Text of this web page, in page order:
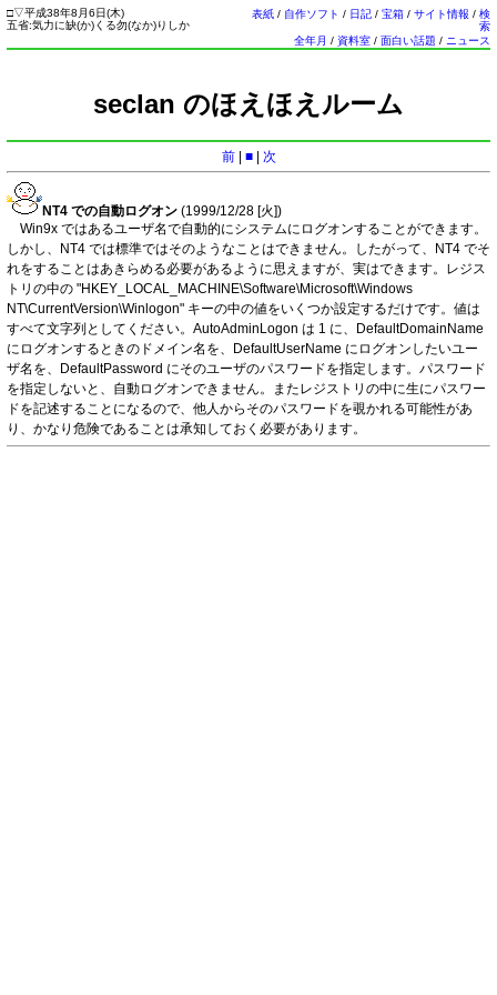
□▽平成38年8月6日(木)
五省:気力に缺(か)くる勿(なか)りしか
表紙 / 自作ソフト / 日記 / 宝箱 / サイト情報 / 検
索
全年月 / 資料室 / 面白い話題 / ニュース
seclan のほえほえルーム
前| ■| 次
NT4 での自動ログオン (1999/12/28 [火])
Win9x ではあるユーザ名で自動的にシステムにログオンすることができます。
しかし、NT4 では標準ではそのようなことはできません。したがって、NT4 でそ
れをすることはあきらめる必要があるように思えますが、実はできます。レジス
トリの中の "HKEY_LOCAL_MACHINE\Software\Microsoft\Windows
NT\CurrentVersion\Winlogon" キーの中の値をいくつか設定するだけです。値は
すべて文字列としてください。AutoAdminLogon は 1 に、DefaultDomainName
にログオンするときのドメイン名を、DefaultUserName にログオンしたいユー
ザ名を、DefaultPassword にそのユーザのパスワードを指定します。パスワード
を指定しないと、自動ログオンできません。またレジストリの中に生にパスワー
ドを記述することになるので、他人からそのパスワードを覗かれる可能性があ
り、かなり危険であることは承知しておく必要があります。